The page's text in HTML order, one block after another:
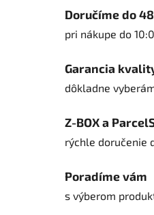
Doručíme do
pri nákupe do
Garancia
dôkladne
Z-BOX a
rýchle doručenie
Poradíme vám
s výberom